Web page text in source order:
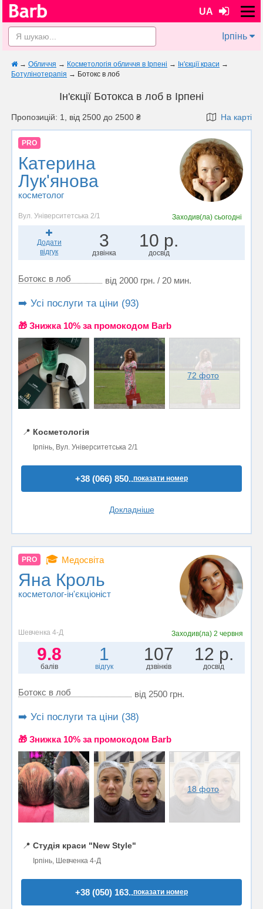
UA
Ірпінь
→ Обличчя → Косметологія обличчя в Ірпені → Ін'єкції краси →
Ботулінотерапія → Ботокс в лоб
Ін'єкції Ботокса в лоб в Ірпені
Пропозицій: 1, від 2500 до 2500 ₴ На карті
PRO
Катерина
Лук'янова
косметолог
Вул. Університетська 2/1 Заходив(ла)сьогодні
Додати
відгук
3
дзвінка
10 р.
досвід
Ботокс в лоб від 2000 грн. / 20 мин.
➡️ Усі послуги та ціни (93)
🎁 Знижка 10% за промокодом Barb
72 фото
📍 Косметологія
Ірпінь, Вул. Університетська 2/1
+38 (066) 850..показати номер
Докладніше
PRO 🎓 Медосвіта
Яна Кроль
косметолог-ін'єкціоніст
Шевченка 4-Д Заходив(ла) 2 червня
9.8
балів
1
відгук
107
дзвінків
12 р.
досвід
Ботокс в лоб від 2500 грн.
➡️ Усі послуги та ціни (38)
🎁 Знижка 10% за промокодом Barb
18 фото
📍 Студія краси "New Style"
Ірпінь, Шевченка 4-Д
+38 (050) 163..показати номер